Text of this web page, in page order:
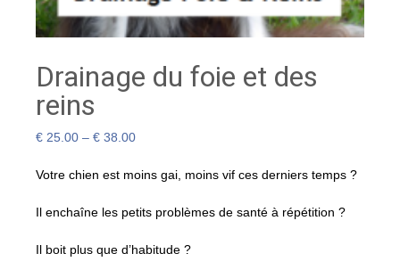
Drainage du foie et des
reins
€ 25.00 – € 38.00
Votre chien est moins gai, moins vif ces derniers temps ?
Il enchaîne les petits problèmes de santé à répétition ?
Il boit plus que d’habitude ?